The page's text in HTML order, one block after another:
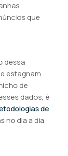
que
dessa
estagnam
de
dados, é
de
no dia a dia